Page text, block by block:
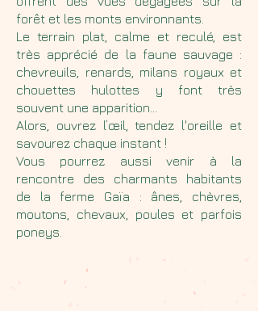
forêt et les monts environnants.
Le terrain plat, calme et reculé, est
très apprécié de la faune sauvage :
chevreuils, renards, milans royaux et
chouettes hulottes y font très
souvent une apparition...
Alors, ouvrez l’œil, tendez l'oreille et
savourez chaque instant !
Vous pourrez aussi venir à la
rencontre des charmants habitants
de la ferme Gaïa : ânes, chèvres,
moutons, chevaux, poules et parfois
poneys.
Emplacement bivouac